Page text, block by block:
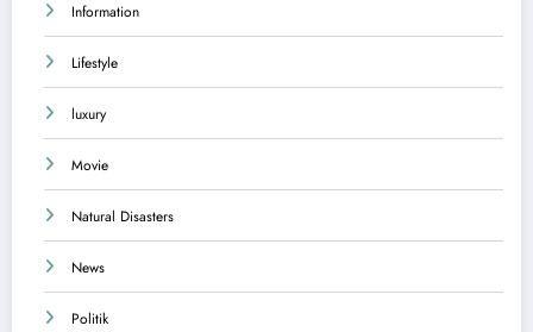
Information
Lifestyle
luxury
Movie
Natural Disasters
News
Politik